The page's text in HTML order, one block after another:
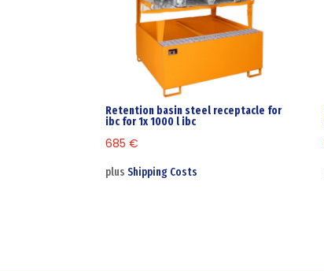
Retention basin steel receptacle for
ibc for 1x 1000 l ibc
685€
plusShipping Costs